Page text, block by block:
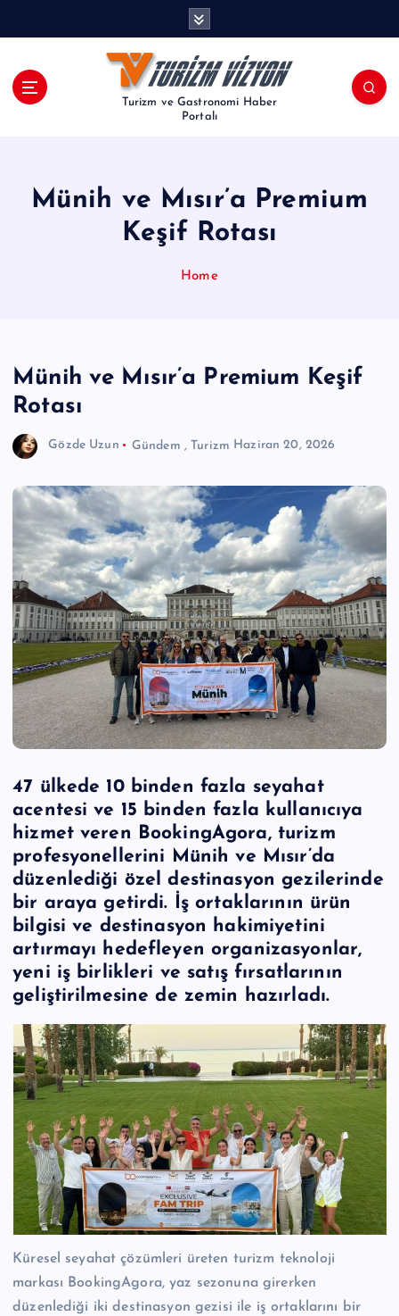
Turizm ve Gastronomi Haber
Portalı
Münih ve Mısır’a Premium
Keşif Rotası
Home
Münih ve Mısır’a Premium Keşif
Rotası
Gözde Uzun Gündem ,Turizm Haziran 20, 2026
47 ülkede 10 binden fazla seyahat
acentesi ve 15 binden fazla kullanıcıya
hizmet veren BookingAgora, turizm
profesyonellerini Münih ve Mısır’da
düzenlediği özel destinasyon gezilerinde
bir araya getirdi. İş ortaklarının ürün
bilgisi ve destinasyon hakimiyetini
artırmayı hedefleyen organizasyonlar,
yeni iş birlikleri ve satış fırsatlarının
geliştirilmesine de zemin hazırladı.
Küresel seyahat çözümleri üreten turizm teknoloji
markası BookingAgora, yaz sezonuna girerken
düzenlediği iki destinasyon gezisi ile iş ortaklarını bir